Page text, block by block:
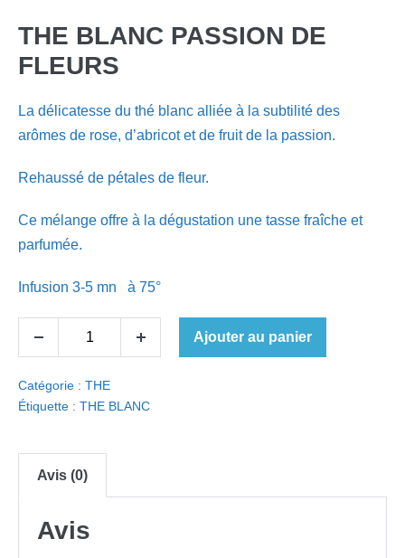
THE BLANC PASSION DE
FLEURS
La délicatesse du thé blanc alliée à la subtilité des
arômes de rose, d’abricot et de fruit de la passion.
Rehaussé de pétales de fleur.
Ce mélange offre à la dégustation une tasse fraîche et
parfumée.
Infusion 3-5 mn à 75°
de
303-
THÉ
AROMATISEPASSION
DE
Ajouter au panier
Catégorie : THE
Étiquette : THE BLANC
Avis (0)
Avis